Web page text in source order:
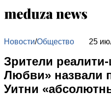
Новости/Общество 25
Зрители
Любви» назвали
Уитни